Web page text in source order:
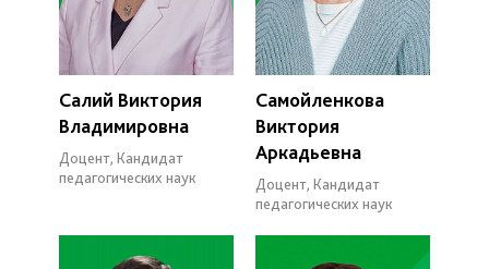
Салий Виктория
Владимировна
Доцент, Кандидат
педагогических наук
Самойленкова
Виктория
Аркадьевна
Доцент, Кандидат
педагогических наук